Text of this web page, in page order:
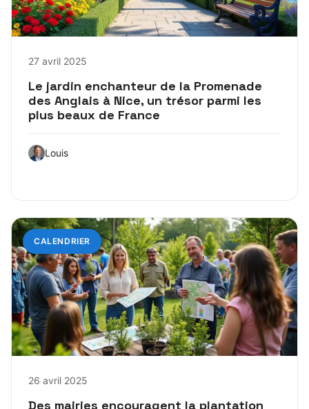
27 avril 2025
Le jardin enchanteur de la Promenade
des Anglais à Nice, un trésor parmi les
plus beaux de France
Louis
CALENDRIER
26 avril 2025
Des mairies encouragent la plantation